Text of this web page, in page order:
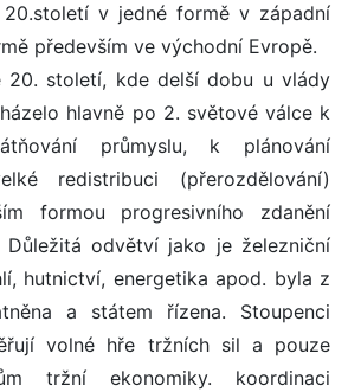
v jedné formě v západní
především ve východní Evropě.
20. století, kde delší dobu u vlády
hlavně po 2. světové válce k
průmyslu, k plánování
redistribuci (přerozdělování)
formou progresivního zdanění
Důležitá odvětví jako je železniční
hutnictví, energetika apod. byla z
a státem řízena. Stoupenci
volné hře tržních sil a pouze
tržní ekonomiky. koordinaci